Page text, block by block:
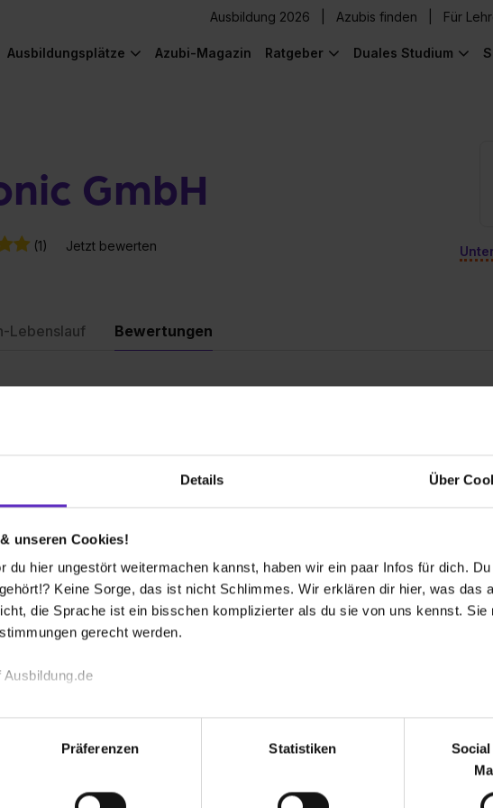
Details Über
unseren Cookies!
du hier ungestört weitermachen kannst, haben wir ein paar Infos für dich.
Keine Sorge, das ist nicht Schlimmes. Wir erklären dir hier, was das
die Sprache ist ein bisschen komplizierter als du sie von uns kennst. Sie
gerecht werden.
Funktion unserer Webseite („Notwendig“), um von dir bei
zu speichern ( „Präferenzen“), die Zugriffe auf unsere Webseite zu
zu deiner Verwendung unserer Website an unsere Partner für soziale
Präferenzen Statistiken
Ausbildung 2026 Azubis finden Für
Ausbildungsplätze Azubi-Magazin Ratgeber Duales Studium
GmbH
(1) Jetzt bewerten
Lebenslauf Bewertungen
Weiterempfehlungsrate
Gesamtbewertung
Aufgaben & Lernerfolg